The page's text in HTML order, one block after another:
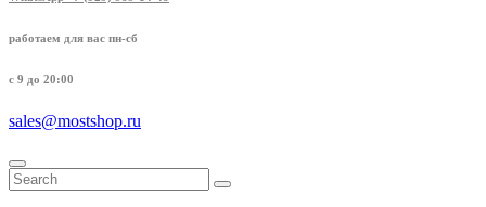
работаем для вас пн-сб
с 9 до 20:00
sales@mostshop.ru